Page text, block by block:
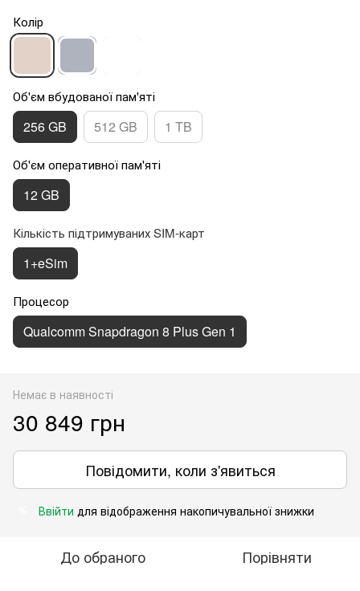
Колір
Об'єм вбудованої пам'яті
256 GB 512 GB 1 TB
Об'єм оперативної пам'яті
12 GB
Кількість підтримуваних SIM-карт
1+eSim
Процесор
Qualcomm Snapdragon 8 Plus Gen 1
Немає в наявності
30 849 грн
Повідомити, коли з'явиться
Ввійти для відображення накопичувальної знижки
До обраного Порівняти